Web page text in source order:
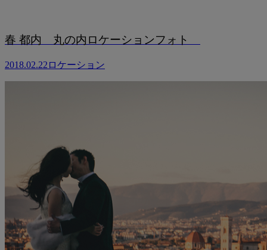
春 都内 丸の内ロケーションフォト
2018.02.22 ロケーション